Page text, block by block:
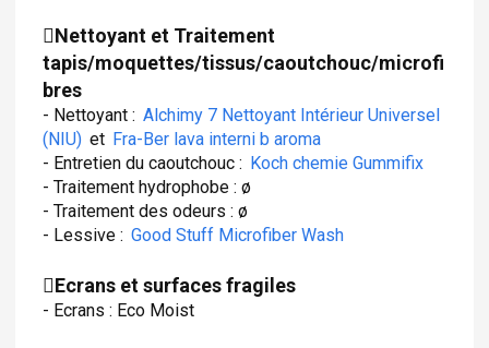
Nettoyant et Traitement
tapis/moquettes/tissus/caoutchouc/microfi
bres
- Nettoyant : Alchimy 7 Nettoyant Intérieur Universel
(NIU) et Fra-Ber lava interni b aroma
- Entretien du caoutchouc : Koch chemie Gummifix
- Traitement hydrophobe : ø
- Traitement des odeurs : ø
- Lessive : Good Stuff Microfiber Wash
Ecrans et surfaces fragiles
- Ecrans : Eco Moist